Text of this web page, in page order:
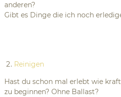
anderen?
Gibt es Dinge die ich noch
Reinigen
Hast du schon mal erlebt wie
zu beginnen? Ohne Ballast?